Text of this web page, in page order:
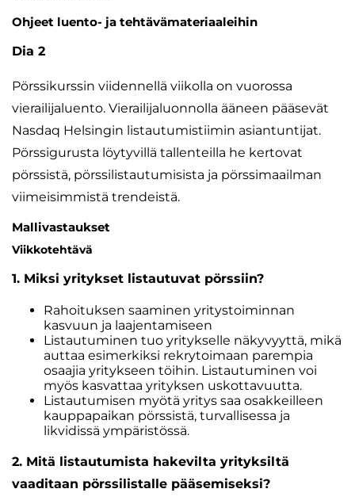
Ohjeet luento- ja tehtävämateriaaleihin
Dia 2
Pörssikurssin viidennellä viikolla on vuorossa
vierailijaluento. Vierailijaluonnolla ääneen pääsevät
Nasdaq Helsingin listautumistiimin asiantuntijat.
Pörssigurusta löytyvillä tallenteilla he kertovat
pörssistä, pörssilistautumisista ja pörssimaailman
viimeisimmistä trendeistä.
Mallivastaukset
Viikkotehtävä
1. Miksi yritykset listautuvat pörssiin?
Rahoituksen saaminen yritystoiminnan
kasvuun ja laajentamiseen
Listautuminen tuo yritykselle näkyvyyttä, mikä
auttaa esimerkiksi rekrytoimaan parempia
osaajia yritykseen töihin. Listautuminen voi
myös kasvattaa yrityksen uskottavuutta.
Listautumisen myötä yritys saa osakkeilleen
kauppapaikan pörssistä, turvallisessa ja
likvidissä ympäristössä.
2. Mitä listautumista hakevilta yrityksiltä
vaaditaan pörssilistalle pääsemiseksi?